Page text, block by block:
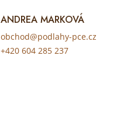
ANDREA MARKOVÁ
obchod@podlahy-pce.cz
+420 604 285 237